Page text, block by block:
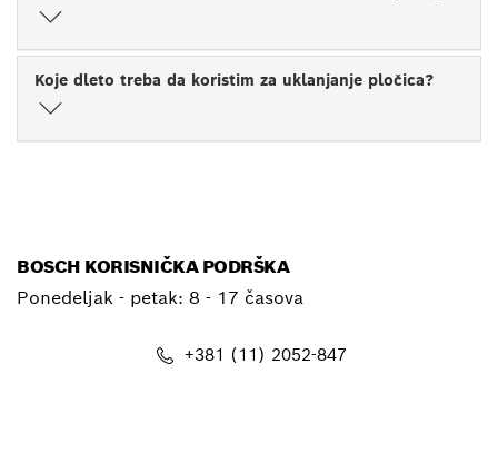
Koje dleto treba da koristim za uklanjanje pločica?
BOSCH KORISNIČKA PODRŠKA
Ponedeljak - petak: 8 - 17 časova
+381 (11) 2052-847